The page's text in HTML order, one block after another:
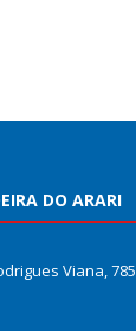
DO ARARI
Viana, 785